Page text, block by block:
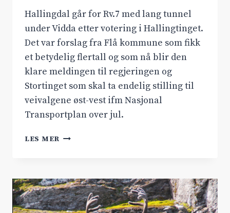
Hallingdal går for Rv.7 med lang tunnel
under Vidda etter votering i Hallingtinget.
Det var forslag fra Flå kommune som fikk
et betydelig flertall og som nå blir den
klare meldingen til regjeringen og
Stortinget som skal ta endelig stilling til
veivalgene øst-vest ifm Nasjonal
Transportplan over jul.
LES MER HALLINGTINGET